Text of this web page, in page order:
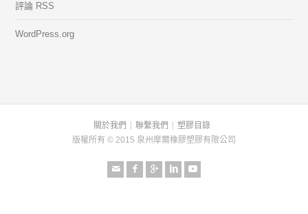
評論 RSS
WordPress.org
關於我們 聯繫我們
塑膠目錄
版權所有 © 2015 泉州摩爾橡膠塑膠有限公司